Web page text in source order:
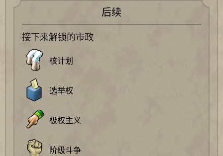
后续
接下来解锁的市政
核计划
选举权
极权主义
阶级斗争